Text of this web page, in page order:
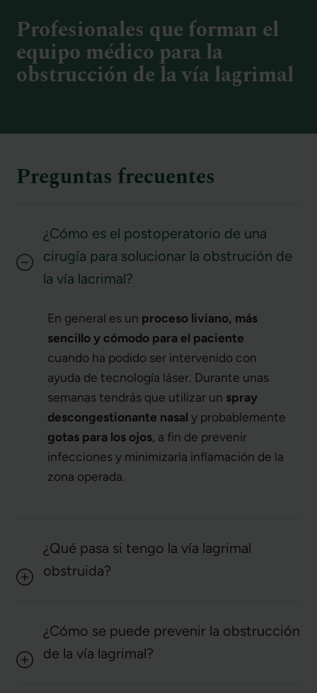
Profesionales que forman el
equipo médico para la
obstrucción de la vía lagrimal
Preguntas frecuentes
¿Cómo es el postoperatorio de una
cirugía para solucionar la obstrución de
la vía lacrimal?
En general es un proceso liviano, más
sencillo y cómodo para el paciente
cuando ha podido ser intervenido con
ayuda de tecnología láser. Durante unas
semanas tendrás que utilizar un spray
descongestionante nasaly probablemente
gotas para los ojos, a fin de prevenir
infecciones y minimizarla inflamación de la
zona operada.
¿Qué pasa si tengo la vía lagrimal
obstruida?
¿Cómo se puede prevenir la obstrucción
de la vía lagrimal?